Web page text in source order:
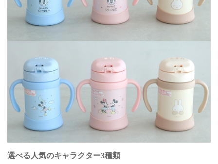
選べる人気のキャラクター3種類